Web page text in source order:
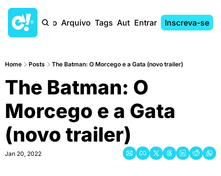
Início Arquivo Tags AutoresEntrar Inscreva-se
Home Posts The Batman: O Morcego e a Gata (novo trailer)
The Batman: O
Morcego e a Gata
(novo trailer)
Jan 20, 2022